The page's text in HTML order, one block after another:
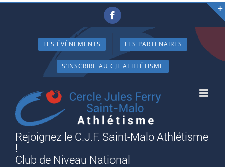
Passer
contenu
Facebook
LES ÉVÈNEMENTS LES PARTENAIRES
S’INSCRIRE AU CJF ATHLÉTISME
Rejoignez le C.J.F. Saint-Malo Athlétisme
!
Club de Niveau National